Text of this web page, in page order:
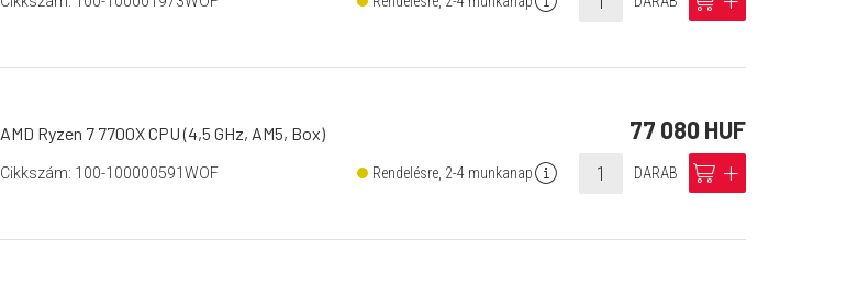
AMD Ryzen 7 7700X CPU (4,5 GHz, AM5, Box) 77 080 HUF
Cikkszám: 100-100000591WOF Rendelésre, 2-4 munkanapinfo DARAB cart add